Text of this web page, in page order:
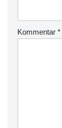
Kommentar *